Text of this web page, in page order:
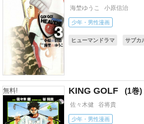
海埜ゆうこ 小原信治
少年・男性漫画
ヒューマンドラマ
サブカ
無料! KING GOLF 1
佐々木健 谷将貴
少年・男性漫画